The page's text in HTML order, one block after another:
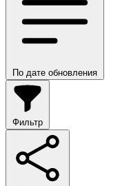
По дате обновления
Фильтр